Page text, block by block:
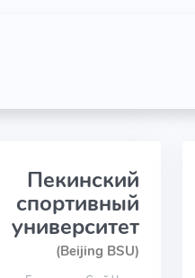
Пекинский
спортивный
университет
(Beijing BSU)